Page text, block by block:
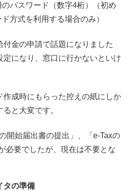
パスワード（数字4桁）（初め
方式を利用する場合のみ）
金の申請で話題になりました
定になり、窓口に行かないといけ
作成時にもらった控えの紙にしか
と大変です。
開始届出書の提出」、「e-Taxの
必要でしたが、現在は不要とな
タの準備